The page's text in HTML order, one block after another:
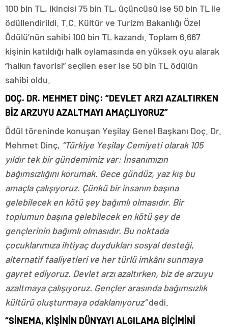
100 bin TL, ikincisi 75 bin TL, üçüncüsü ise 50 bin TL ile
ödüllendirildi. T.C. Kültür ve Turizm Bakanlığı Özel
Ödülü’nün sahibi 100 bin TL kazandı. Toplam 6.667
kişinin katıldığı halk oylamasında en yüksek oyu alarak
“halkın favorisi” seçilen eser ise 50 bin TL ödülün
sahibi oldu.
DOÇ. DR. MEHMET DİNÇ: “DEVLET ARZI AZALTIRKEN
BİZ ARZUYU AZALTMAYI AMAÇLIYORUZ”
Ödül töreninde konuşan Yeşilay Genel Başkanı Doç. Dr.
Mehmet Dinç, “Türkiye Yeşilay Cemiyeti olarak 105
yıldır tek bir gündemimiz var: İnsanımızın
bağımsızlığını korumak. Gece gündüz, yaz kış bu
amaçla çalışıyoruz. Çünkü bir insanın başına
gelebilecek en kötü şey bağımlı olmasıdır. Bir
toplumun başına gelebilecek en kötü şey de
gençlerinin bağımlı olmasıdır. Bu noktada
çocuklarımıza ihtiyaç duydukları sosyal desteği,
alternatif faaliyetleri ve her türlü imkânı sunmaya
gayret ediyoruz. Devlet arzı azaltırken, biz de arzuyu
azaltmaya çalışıyoruz. Gençler arasında bağımsızlık
kültürü oluşturmaya odaklanıyoruz”dedi.
“SİNEMA, KİŞİNİN DÜNYAYI ALGILAMA BİÇİMİNİ